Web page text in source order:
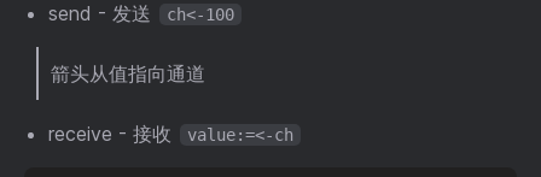
send - 发送
ch<-100
箭头从值指向通道
receive - 接收 value:=<-ch